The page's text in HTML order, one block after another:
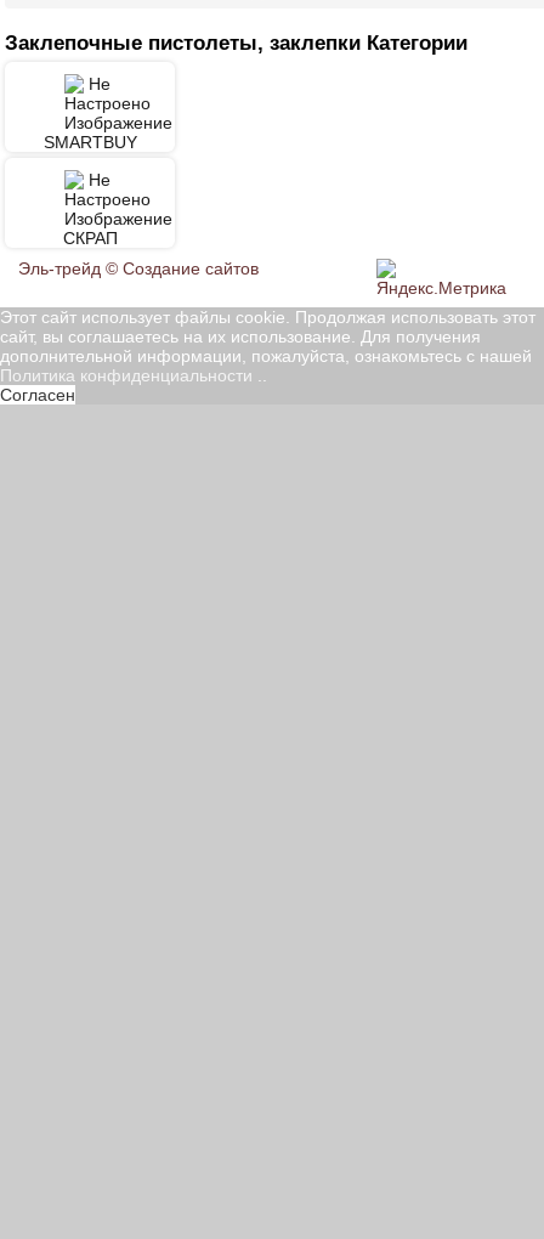
Заклепочные пистолеты, заклепки Категории
SMARTBUY
СКРАП
Эль-трейд © Создание сайтов
Этот сайт использует файлы cookie. Продолжая использовать этот
сайт, вы соглашаетесь на их использование. Для получения
дополнительной информации, пожалуйста, ознакомьтесь с нашей
Политика конфиденциальности ..
Согласен